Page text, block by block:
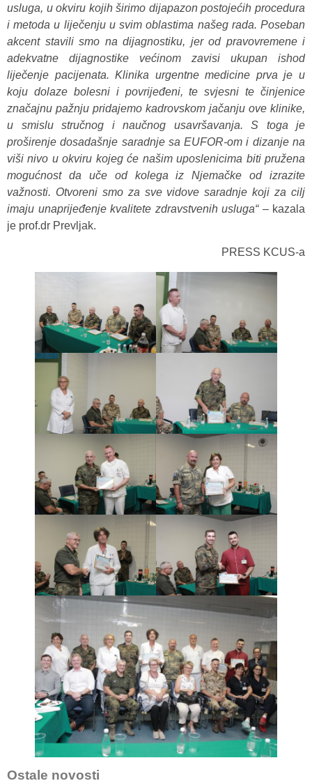
usluga, u okviru kojih širimo dijapazon postojećih procedura
i metoda u liječenju u svim oblastima našeg rada. Poseban
akcent stavili smo na dijagnostiku, jer od pravovremene i
adekvatne dijagnostike većinom zavisi ukupan ishod
liječenje pacijenata. Klinika urgentne medicine prva je u
koju dolaze bolesni i povrijeđeni, te svjesni te činjenice
značajnu pažnju pridajemo kadrovskom jačanju ove klinike,
u smislu stručnog i naučnog usavršavanja. S toga je
proširenje dosadašnje saradnje sa EUFOR-om i dizanje na
viši nivo u okviru kojeg će našim uposlenicima biti pružena
mogućnost da uče od kolega iz Njemačke od izrazite
važnosti. Otvoreni smo za sve vidove saradnje koji za cilj
imaju unaprijeđenje kvalitete zdravstvenih usluga“ – kazala
je prof.dr Prevljak.
PRESS KCUS-a
Ostale novosti